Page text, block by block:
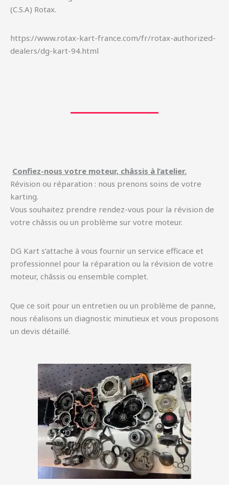
(C.S.A) Rotax.
https://www.rotax-kart-france.com/fr/rotax-authorized-
dealers/dg-kart-94.html
Confiez-nous votre moteur, châssis à l’atelier.
Révision ou réparation : nous prenons soins de votre
karting.
Vous souhaitez prendre rendez-vous pour la révision de
votre châssis ou un problème sur votre moteur.
DG Kart s’attache à vous fournir un service efficace et
professionnel pour la réparation ou la révision de votre
moteur, châssis ou ensemble complet.
Que ce soit pour un entretien ou un problème de panne,
nous réalisons un diagnostic minutieux et vous proposons
un devis détaillé.